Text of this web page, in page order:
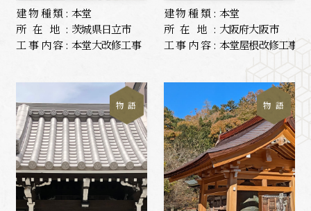
建物種類: 本堂
所在地: 茨城県日立市
工事内容: 本堂大改修工事
建物種類: 本堂
所在地: 大阪府大阪市
工事内容: 本堂屋根改修工事
物 語 物 語